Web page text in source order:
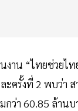
งาน “ไทยช่วยไ
ะครั้งที่ 2 พบว่า
กว่า 60.85 ล้าน